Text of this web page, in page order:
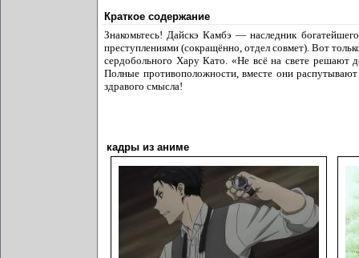
Краткое содержание
Знакомьтесь! Дайскэ Камбэ — наследник
преступлениями (сокращённо, отдел совмет). Вот
сердобольного Хару Като. «Не всё на свете решают
Полные противоположности, вместе они
здравого смысла!
кадры из аниме